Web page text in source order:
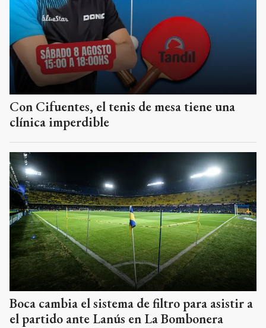
Con Cifuentes, el tenis de mesa tiene una
clínica imperdible
Boca cambia el sistema de filtro para asistir a
el partido ante Lanús en La Bombonera